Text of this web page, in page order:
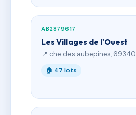
AB2879617
Les Villages de l'Ouest
📍 che des aubepines,
🏠 47 lots